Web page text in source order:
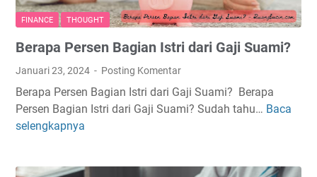
a
o
n
e
n
n
g
e
t
a
u
i
k
FINANCE THOUGHT
Berapa Persen Bagian Istri dari Gaji Suami?
Januari 23, 2024 Posting Komentar
Berapa Persen Bagian Istri dari Gaji Suami? Berapa
Persen Bagian Istri dari Gaji Suami? Sudah tahu… Baca
selengkapnya
B